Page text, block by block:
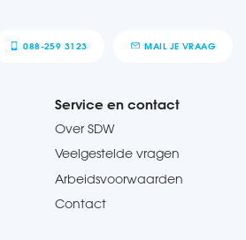
088-259 3123 MAIL JE VRAAG
Service en contact
Over SDW
Veelgestelde vragen
Arbeidsvoorwaarden
Contact